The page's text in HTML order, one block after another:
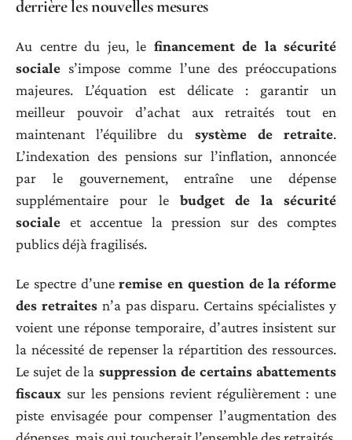
derrière les nouvelles mesures
Au centre du jeu, le financement de la sécurité
sociale s’impose comme l’une des préoccupations
majeures. L’équation est délicate : garantir un
meilleur pouvoir d’achat aux retraités tout en
maintenant l’équilibre du système de retraite.
L’indexation des pensions sur l’inflation, annoncée
par le gouvernement, entraîne une dépense
supplémentaire pour le budget de la sécurité
sociale et accentue la pression sur des comptes
publics déjà fragilisés.
Le spectre d’uneremise en question de la réforme
des retraitesn’a pas disparu. Certains spécialistes y
voient une réponse temporaire, d’autres insistent sur
la nécessité de repenser la répartition des ressources.
Le sujet de la suppression de certains abattements
fiscaux sur les pensions revient régulièrement : une
piste envisagée pour compenser l’augmentation des